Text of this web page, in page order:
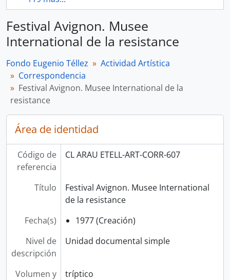
Festival Avignon. Musee
International de la resistance
Fondo Eugenio Téllez
Actividad Artística
Correspondencia
Festival Avignon. Musee International de la
resistance
Área de identidad
Código de
referencia
CL ARAU ETELL-ART-CORR-607
Título
Festival Avignon. Musee International
de la resistance
Fecha(s)
1977 (Creación)
Nivel de
descripción
Unidad documental simple
Volumen y
tríptico